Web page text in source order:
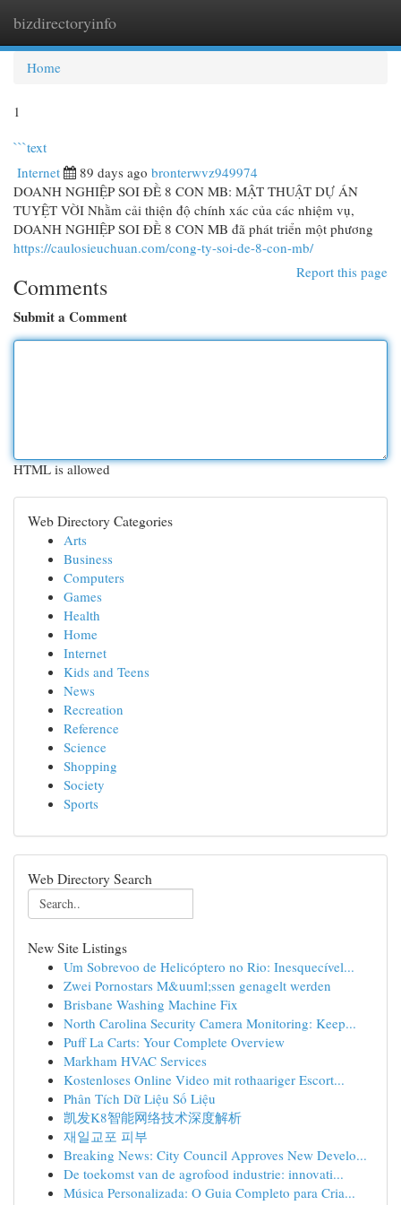
bizdirectoryinfo
Home
1
```text
Internet 89 days ago bronterwvz949974
DOANH NGHIỆP SOI ĐỀ 8 CON MB: MẬT THUẬT DỰ ÁN
TUYỆT VỜI Nhằm cải thiện độ chính xác của các nhiệm vụ,
DOANH NGHIỆP SOI ĐỀ 8 CON MB đã phát triển một phương
https://caulosieuchuan.com/cong-ty-soi-de-8-con-mb/
Report this page
Comments
Submit a Comment
HTML is allowed
Web Directory Categories
Arts
Business
Computers
Games
Health
Home
Internet
Kids and Teens
News
Recreation
Reference
Science
Shopping
Society
Sports
Web Directory Search
New Site Listings
Um Sobrevoo de Helicóptero no Rio: Inesquecível...
Zwei Pornostars M&uuml;ssen genagelt werden
Brisbane Washing Machine Fix
North Carolina Security Camera Monitoring: Keep...
Puff La Carts: Your Complete Overview
Markham HVAC Services
Kostenloses Online Video mit rothaariger Escort...
Phân Tích Dữ Liệu Số Liệu
凯发K8智能网络技术深度解析
재일교포 피부
Breaking News: City Council Approves New Develo...
De toekomst van de agrofood industrie: innovati...
Música Personalizada: O Guia Completo para Cria...